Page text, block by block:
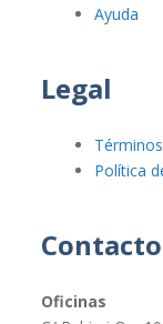
Ayuda
Legal
Política
Contacto
Oficinas